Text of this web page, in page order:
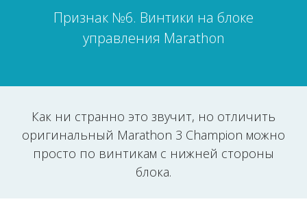
Признак №6. Винтики на блоке
управления Marathon
Как ни странно это звучит, но отличить
оригинальный Marathon 3 Champion можно
просто по винтикам с нижней стороны
блока.